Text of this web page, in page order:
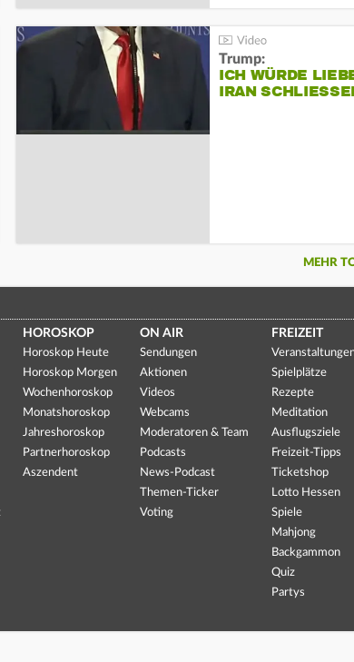
Trump:
ICH WÜRDE
IRAN SCHLIESSEN
MEHR
HOROSKOP
Horoskop Heute
Horoskop Morgen
Wochenhoroskop
Monatshoroskop
Jahreshoroskop
Partnerhoroskop
Aszendent
ON AIR
Sendungen
Aktionen
Videos
Webcams
Moderatoren & Team
Podcasts
News-Podcast
Themen-Ticker
Voting
FREIZEIT
Spielplätze
Rezepte
Meditation
Ausflugsziele
Freizeit-Tipps
Ticketshop
Lotto Hessen
Spiele
Mahjong
Backgammon
Quiz
Partys